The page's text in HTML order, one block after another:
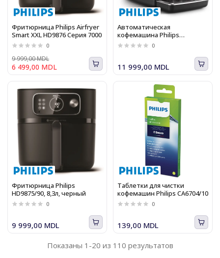
Фритюрница Philips Airfryer
Smart XXL HD9876 Серия 7000
0
6 499,00 MDL
9 999,00 MDL
Автоматическая
кофемашина Philips
EP3324/40 0
11 999,00 MDL
Фритюрница Philips
HD9875/90, 8,3л, черный
0
9 999,00 MDL
Таблетки для чистки
кофемашин Philips CA6704/10
0
139,00 MDL
Показаны 1-20 из 110 результатов